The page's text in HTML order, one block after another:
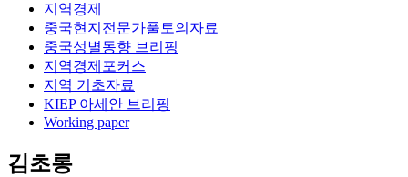
지역경제
중국현지전문가풀토의자료
중국성별동향 브리핑
지역경제포커스
지역 기초자료
KIEP 아세안 브리핑
Working paper
김초롱